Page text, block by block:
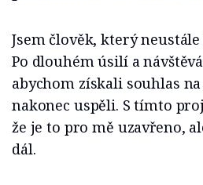
Jsem člověk, který
Po dlouhém úsilí a
abychom získali souhlas
nakonec uspěli. S tímto
že je to pro mě uzavřeno,
dál.